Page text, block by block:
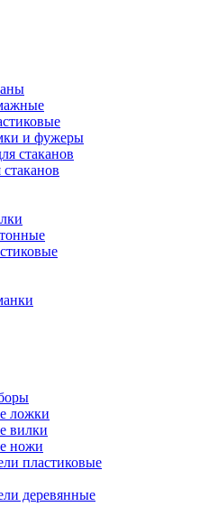
и фужеры
стаканов
ложки
вилки
ножи
пластиковые
деревянные